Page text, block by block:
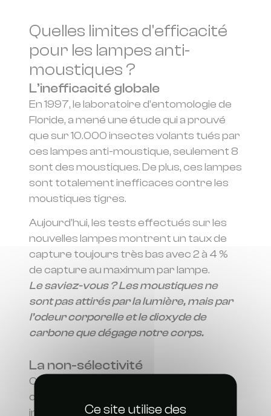
Ce site utilise des
Quelles limites d'efficacité
pour les lampes anti-
moustiques ?
L’inefficacité globale
En 1997, le laboratoire d’entomologie de
Floride, a mené une étude qui a prouvé
que sur 10.000 insectes volants tués par
ces lampes anti-moustique, seulement 8
sont des moustiques. De plus, ces lampes
sont totalement inefficaces contre les
moustiques tigres.
Aujourd’hui, les tests effectués sur les
nouvelles lampes montrent un taux de
capture toujours très bas avec 2 à 4 %
de capture au maximum par lampe.
Le saviez-vous ? Les moustiques ne
sont pas attirés par la lumière, mais par
l’odeur corporelle et le dioxyde de
carbone que dégage notre corps.
La non-sélectivité
Cette étude a également révélé le
caractère de « Non-sélectivité »
inquiétant des lampes anti moustiques :